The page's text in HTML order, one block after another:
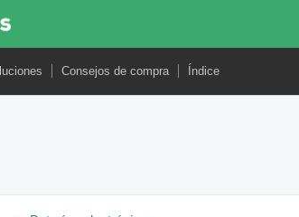
Consejos de compra Índice